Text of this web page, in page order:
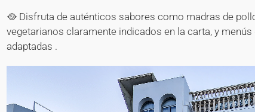
🥘 Disfruta de auténticos sabores como madras de
vegetarianos claramente indicados en la carta, y
adaptadas .